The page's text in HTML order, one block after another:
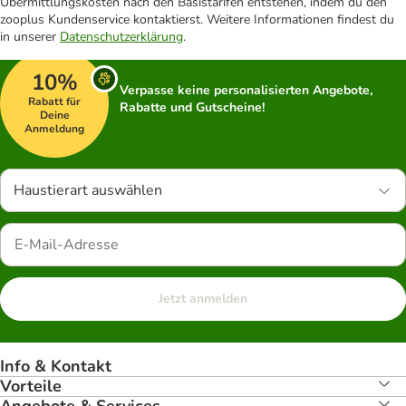
zooplus Kundenservice kontaktierst. Weitere Informationen findest du
in unserer Datenschutzerklärung.
10%
Rabatt für
Deine
Anmeldung
Verpasse keine personalisierten Angebote,
Rabatte und Gutscheine!
Haustierart auswählen
Jetzt anmelden
Info & Kontakt
Vorteile